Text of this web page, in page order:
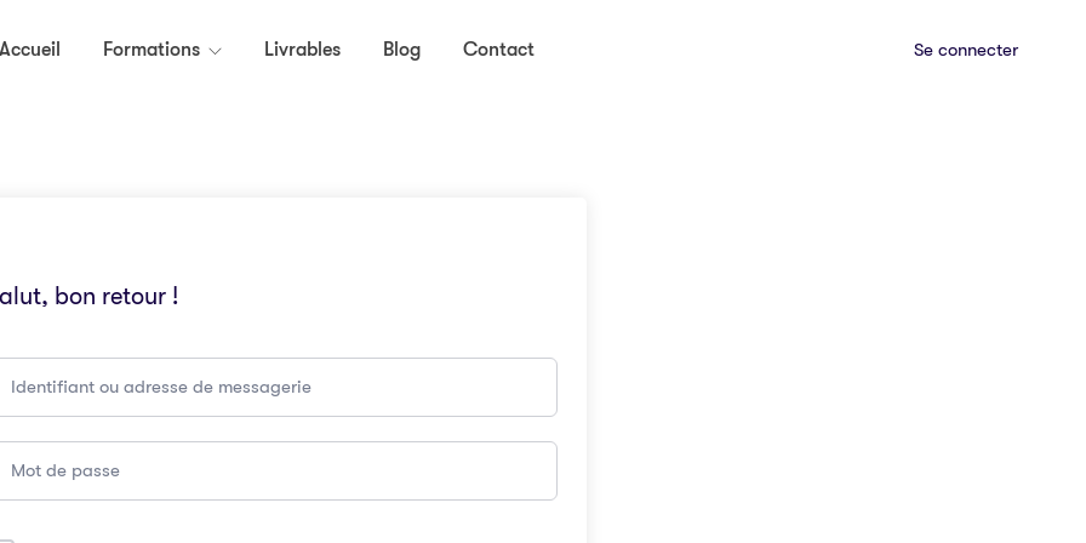
Formations Livrables Blog Contact Se connecter
bon retour !